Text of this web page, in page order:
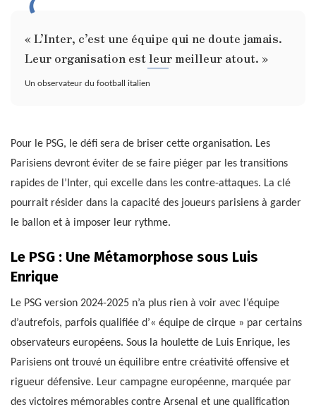
« L’Inter, c’est une équipe qui ne doute jamais.
Leur organisation est leur meilleur atout. »
Un observateur du football italien
Pour le PSG, le défi sera de briser cette organisation. Les
Parisiens devront éviter de se faire piéger par les transitions
rapides de l’Inter, qui excelle dans les contre-attaques. La clé
pourrait résider dans la capacité des joueurs parisiens à garder
le ballon et à imposer leur rythme.
Le PSG : Une Métamorphose sous Luis
Enrique
Le PSG version 2024-2025 n’a plus rien à voir avec l’équipe
d’autrefois, parfois qualifiée d’« équipe de cirque » par certains
observateurs européens. Sous la houlette de Luis Enrique, les
Parisiens ont trouvé un équilibre entre créativité offensive et
rigueur défensive. Leur campagne européenne, marquée par
des victoires mémorables contre Arsenal et une qualification